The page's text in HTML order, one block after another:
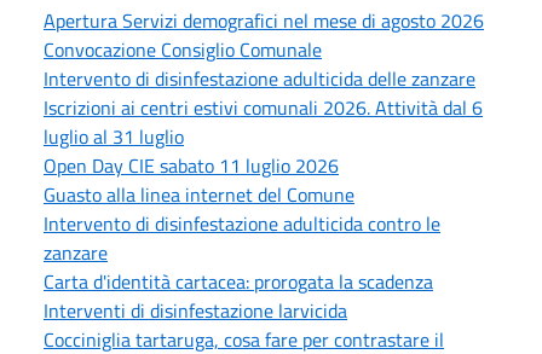
Apertura Servizi demografici nel mese di agosto 2026
Convocazione Consiglio Comunale
Intervento di disinfestazione adulticida delle zanzare
Iscrizioni ai centri estivi comunali 2026. Attività dal 6
luglio al 31 luglio
Open Day CIE sabato 11 luglio 2026
Guasto alla linea internet del Comune
Intervento di disinfestazione adulticida contro le
zanzare
Carta d'identità cartacea: prorogata la scadenza
Interventi di disinfestazione larvicida
Cocciniglia tartaruga, cosa fare per contrastare il